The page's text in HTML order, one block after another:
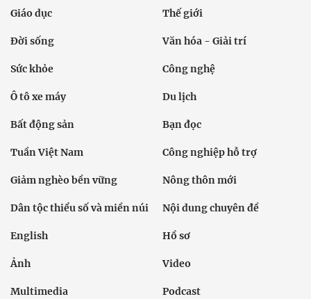
Giáo dục Thế giới
Đời sống Văn hóa - Giải trí
Sức khỏe Công nghệ
Ô tô xe máy Du lịch
Bất động sản Bạn đọc
Tuần Việt Nam Công nghiệp hỗ trợ
Giảm nghèo bền vững Nông thôn mới
Dân tộc thiểu số và miền núi Nội dung chuyên đề
English Hồ sơ
Ảnh Video
Multimedia Podcast